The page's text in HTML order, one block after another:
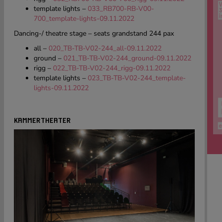
template lights – 033_RB700-RB-V00-
700_template-lights-09.11.2022
Dancing-/ theatre stage – seats grandstand 244 pax
all – 020_TB-TB-V02-244_all-09.11.2022
ground – 021_TB-TB-V02-244_ground-09.11.2022
rigg – 022_TB-TB-V02-244_rigg-09.11.2022
template lights – 023_TB-TB-V02-244_template-
lights-09.11.2022
KAMMERTHEATER